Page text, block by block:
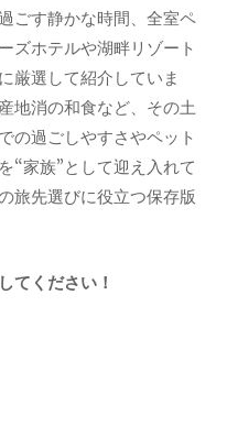
ごす静かな時間、全室ペ
ズホテルや湖畔リゾート
厳選して紹介していま
地消の和食など、その土
の過ごしやすさやペット
“家族”として迎え入れて
旅先選びに役立つ保存版
てください！